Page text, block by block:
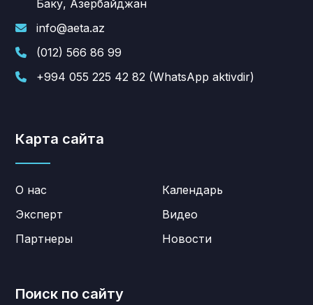
Баку, Азербайджан
info@aeta.az
(012) 566 86 99
+994 055 225 42 82 (WhatsApp aktivdir)
Карта сайта
О нас
Эксперт
Партнеры
Календарь
Видео
Новости
Поиск по сайту